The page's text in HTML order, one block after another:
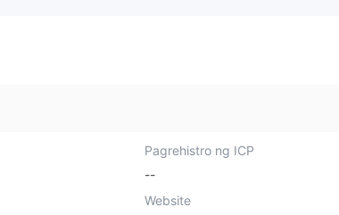
Pagrehistro ng ICP
--
Website